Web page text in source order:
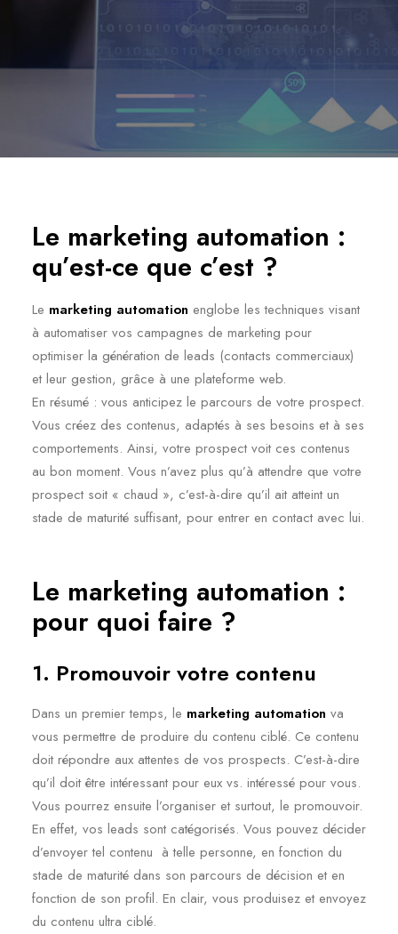
Le marketing automation :
qu’est-ce que c’est ?
Le marketing automation englobe les techniques visant
à automatiser vos campagnes de marketing pour
optimiser la génération de leads (contacts commerciaux)
et leur gestion, grâce à une plateforme web.
En résumé : vous anticipez le parcours de votre prospect.
Vous créez des contenus, adaptés à ses besoins et à ses
comportements. Ainsi, votre prospect voit ces contenus
au bon moment. Vous n’avez plus qu’à attendre que votre
prospect soit « chaud », c’est-à-dire qu’il ait atteint un
stade de maturité suffisant, pour entrer en contact avec lui.
Le marketing automation :
pour quoi faire ?
1. Promouvoir votre contenu
Dans un premier temps, le marketing automation va
vous permettre de produire du contenu ciblé. Ce contenu
doit répondre aux attentes de vos prospects. C’est-à-dire
qu’il doit être intéressant pour eux vs. intéressé pour vous.
Vous pourrez ensuite l’organiser et surtout, le promouvoir.
En effet, vos leads sont catégorisés. Vous pouvez décider
d’envoyer tel contenu à telle personne, en fonction du
stade de maturité dans son parcours de décision et en
fonction de son profil. En clair, vous produisez et envoyez
du contenu ultra ciblé.